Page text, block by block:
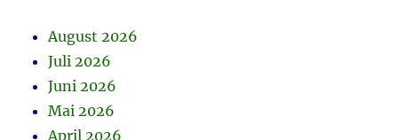
August 2026
Juli 2026
Juni 2026
Mai 2026
April 2026